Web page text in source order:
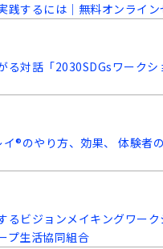
践するには｜無料オンライン
る対話「2030SDGsワークシ
イ®のやり方、効果、 体験者
るビジョンメイキングワー
プ生活協同組合